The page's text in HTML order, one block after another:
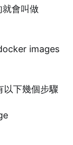
會叫做
images
以下幾個步驟